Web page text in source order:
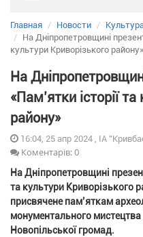
Главная Новости
На Дніпропетровщині
культури Криворізького району»
На
«Пам’ятки історії
району»
16:04, 25 апр 2024 , ІА
Коментарів: 0
На Дніпропетровщині
та культури Криворізького
присвячене пам’яткам
монументального мистецтва
Новопільської громад.